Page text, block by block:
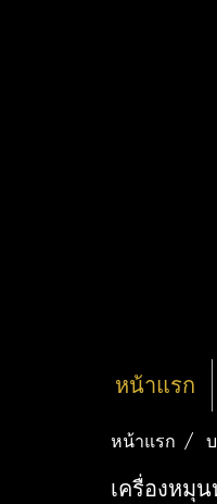
หน้าแรก
หน้าแรก
เครื่องหมุ